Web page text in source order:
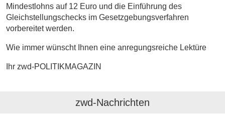
Mindestlohns auf 12 Euro und die Einführung des
Gleichstellungschecks im Gesetzgebungsverfahren
vorbereitet werden.
Wie immer wünscht Ihnen eine anregungsreiche Lektüre
Ihr zwd-POLITIKMAGAZIN
zwd-Nachrichten